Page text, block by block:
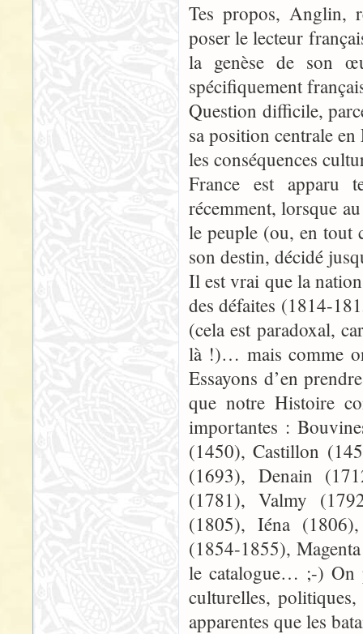
Tes propos, Anglin,
poser le lecteur
la genèse de son
spécifiquement
Question difficile,
sa position centrale
les conséquences
France est apparu
récemment, lorsque
le peuple (ou, en tout
son destin, décidé
Il est vrai que la
des défaites (1814-
(cela est paradoxal,
là !)… mais comme
Essayons d’en
que notre Histoire
importantes :
(1450), Castillon
(1693), Denain
(1781), Valmy
(1805), Iéna
(1854-1855),
le catalogue… ;-) On
culturelles,
apparentes que les